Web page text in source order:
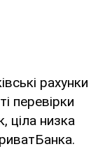
рахунки
перевірки
ціла низка